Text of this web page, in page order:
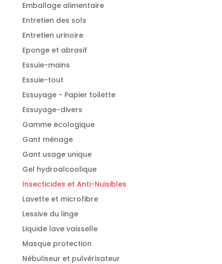
Emballage alimentaire
Entretien des sols
Entretien urinoire
Eponge et abrasif
Essuie-mains
Essuie-tout
Essuyage - Papier toilette
Essuyage-divers
Gamme écologique
Gant ménage
Gant usage unique
Gel hydroalcoolique
Insecticides et Anti-Nuisibles
Lavette et microfibre
Lessive du linge
Liquide lave vaisselle
Masque protection
Nébuliseur et pulvérisateur